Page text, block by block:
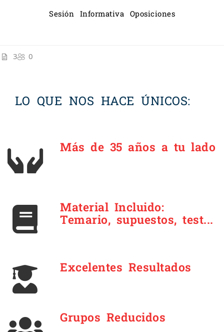
Sesión Informativa Oposiciones
3 0
LO QUE NOS HACE ÚNICOS:
Más de 35 años a tu lado
Material Incluido:
Temario, supuestos, test...
Excelentes Resultados
Grupos Reducidos